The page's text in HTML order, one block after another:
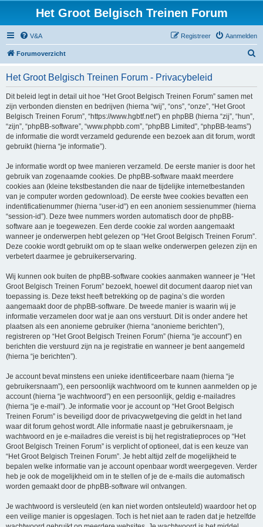
Het Groot Belgisch Treinen Forum
V&A Aanmelden
Registreer
Forumoverzicht
Het Groot Belgisch Treinen Forum - Privacybeleid
Dit beleid legt in detail uit hoe “Het Groot Belgisch Treinen Forum” samen met
zijn verbonden diensten en bedrijven (hierna “wij”, “ons”, “onze”, “Het Groot
Belgisch Treinen Forum”, “https://www.hgbtf.net”) en phpBB (hierna “zij”, “hun”,
“zijn”, “phpBB-software”, “www.phpbb.com”, “phpBB Limited”, “phpBB-teams”)
de informatie die wordt verzameld gedurende een bezoek aan dit forum, wordt
gebruikt (hierna “je informatie”).
Je informatie wordt op twee manieren verzameld. De eerste manier is door het
gebruik van zogenaamde cookies. De phpBB-software maakt meerdere
cookies aan (kleine tekstbestanden die naar de tijdelijke internetbestanden
van je computer worden gedownload). De eerste twee cookies bevatten een
indentificatienummer (hierna “user-id”) en een anoniem sessienummer (hierna
“session-id”). Deze twee nummers worden automatisch door de phpBB-
software aan je toegewezen. Een derde cookie zal worden aangemaakt
wanneer je onderwerpen hebt gelezen op “Het Groot Belgisch Treinen Forum”.
Deze cookie wordt gebruikt om op te slaan welke onderwerpen gelezen zijn en
verbetert daarmee je gebruikerservaring.
Wij kunnen ook buiten de phpBB-software cookies aanmaken wanneer je “Het
Groot Belgisch Treinen Forum” bezoekt, hoewel dit document daarop niet van
toepassing is. Deze tekst heeft betrekking op de pagina’s die worden
aangemaakt door de phpBB-software. De tweede manier is waarin wij je
informatie verzamelen door wat je aan ons verstuurt. Dit is onder andere het
plaatsen als een anonieme gebruiker (hierna “anonieme berichten”),
registreren op “Het Groot Belgisch Treinen Forum” (hierna “je account”) en
berichten die verstuurd zijn na je registratie en wanneer je bent aangemeld
(hierna “je berichten”).
Je account bevat minstens een unieke identificeerbare naam (hierna “je
gebruikersnaam”), een persoonlijk wachtwoord om te kunnen aanmelden op je
account (hierna “je wachtwoord”) en een persoonlijk, geldig e-mailadres
(hierna “je e-mail”). Je informatie voor je account op “Het Groot Belgisch
Treinen Forum” is beveiligd door de privacywetgeving die geldt in het land
waar dit forum gehost wordt. Alle informatie naast je gebruikersnaam, je
wachtwoord en je e-mailadres die vereist is bij het registratieproces op “Het
Groot Belgisch Treinen Forum” is verplicht of optioneel, dat is een keuze van
“Het Groot Belgisch Treinen Forum”. Je hebt altijd zelf de mogelijkheid te
bepalen welke informatie van je account openbaar wordt weergegeven. Verder
heb je ook de mogelijkheid om in te stellen of je de e-mails die automatisch
worden gemaakt door de phpBB-software wil ontvangen.
Je wachtwoord is versleuteld (en kan niet worden ontsleuteld) waardoor het op
een veilige manier is opgeslagen. Toch is het niet aan te raden dat je hetzelfde